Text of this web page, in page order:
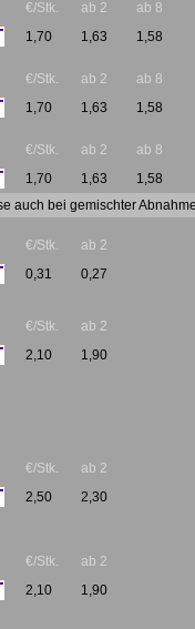
€/Stk.
1,70
ab 2
1,63
ab 8
1,58
€/Stk.
1,70
ab 2
1,63
ab 8
1,58
€/Stk.
1,70
ab 2
1,63
ab 8
1,58
auch bei gemischter
€/Stk.
0,31
ab 2
0,27
€/Stk.
2,10
ab 2
1,90
€/Stk.
2,50
ab 2
2,30
€/Stk.
2,10
ab 2
1,90